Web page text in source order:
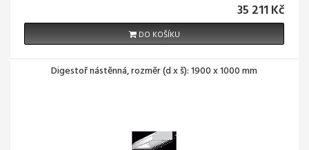
35 211 Kč
DO KOŠÍKU
Digestoř nástěnná, rozměr (d x š): 1900 x 1000 mm